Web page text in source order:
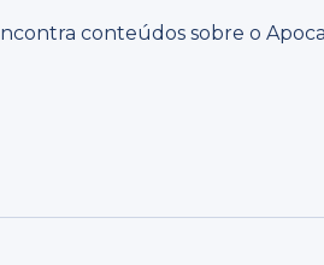
conteúdos sobre o